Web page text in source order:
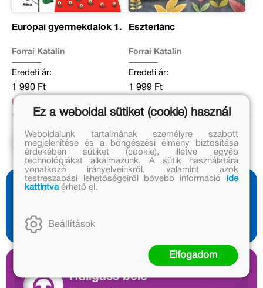
Európai gyermekdalok 1.
Forrai Katalin
Eredeti ár:
1 990 Ft
Kedvezményes ár:
1 194 Ft
Kosárba
Eszterlánc
Forrai Katalin
Eredeti ár:
1 999 Ft
1 639 Ft
Kosárba
Hallgass bele
Ez a weboldal sütiket (cookie) használ
Weboldalunk tartalmának személyre szabott
megjelenítése és a böngészési élmény biztosítása
érdekében sütiket (cookie), illetve egyéb
technológiákat alkalmazunk. A sütik használatára
vonatkozó irányelveinkről, valamint azok
testreszabási lehetőségeiről bővebb információ
ide
kattintvaérhető el.
Beállítások
Elfogadom